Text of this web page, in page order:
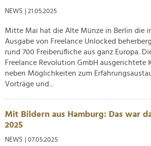
Verwendung unserer Website an unsere
Partner führen diese Informationen
weiteren Daten zusammen, die Sie
haben oder die sie im Rahmen Ihrer
gesammelt haben.
NEWS | 21.05.2025
Mitte Mai hat die Alte Münze in Berlin die
Ausgabe von Freelance Unlocked
rund 700 Freiberufliche aus ganz Europa.
Freelance Revolution GmbH ausgerichtete
neben Möglichkeiten zum
Vorträge und...
Mit Bildern aus Hamburg: Das war
2025
NEWS | 07.05.2025